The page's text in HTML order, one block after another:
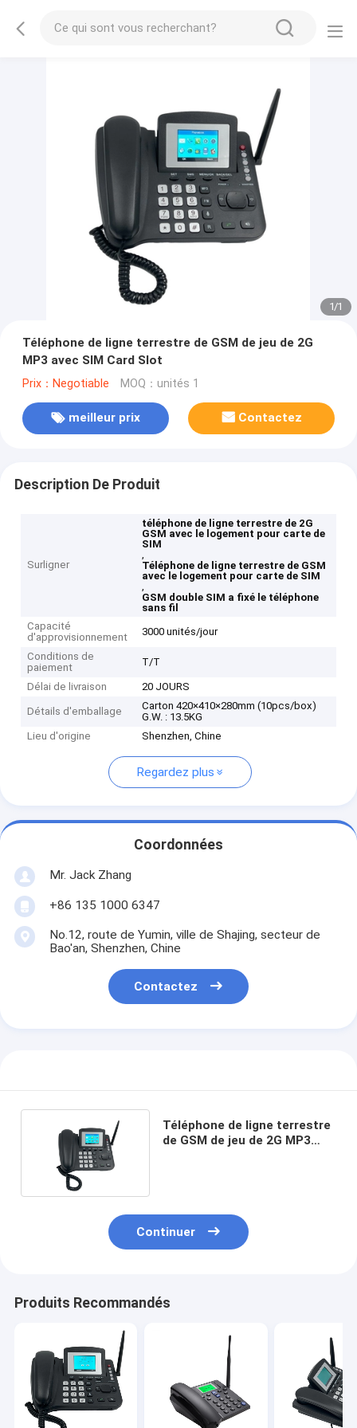
1/1
Téléphone de ligne terrestre de GSM de jeu de 2G
MP3 avec SIM Card Slot
Prix：Negotiable MOQ：unités 1
meilleur prix Contactez
Description De Produit
Surligner
téléphone de ligne terrestre de 2G
GSM avec le logement pour carte de
SIM
,
Téléphone de ligne terrestre de GSM
avec le logement pour carte de SIM
,
GSM double SIM a fixé le téléphone
sans fil
Capacité
d'approvisionnement
3000 unités/jour
Conditions de
paiement
T/T
Délai de livraison 20 JOURS
Détails d'emballage
Carton 420×410×280mm (10pcs/box)
G.W. : 13.5KG
Lieu d'origine
Shenzhen, Chine
Regardez plus
Coordonnées
Mr. Jack Zhang
+86 135 1000 6347
No.12, route de Yumin, ville de Shajing, secteur de
Bao'an, Shenzhen, Chine
Contactez
Téléphone de ligne terrestre
de GSM de jeu de 2G MP3
Continuer
Produits Recommandés